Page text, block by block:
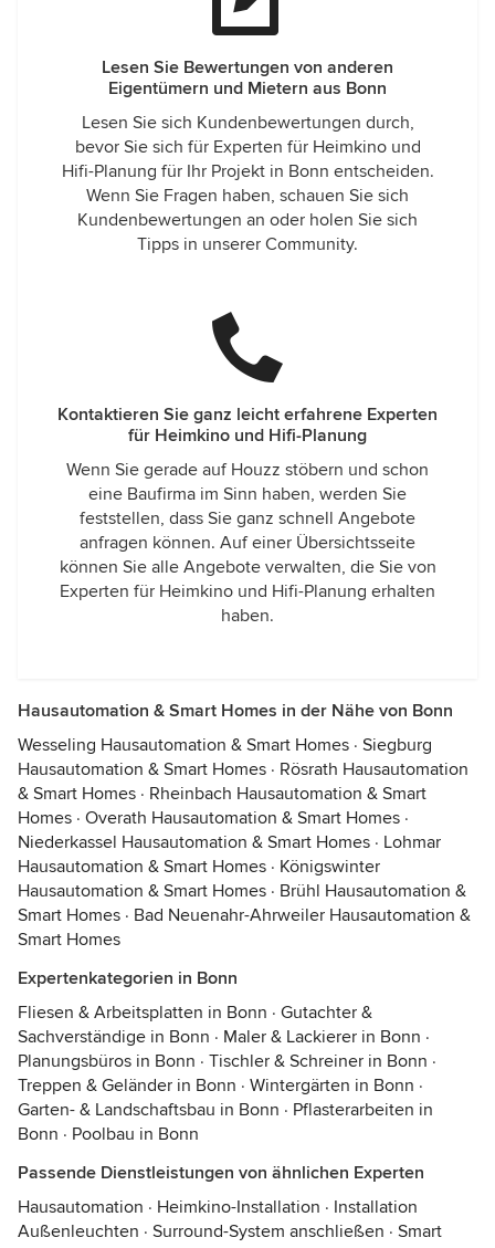
Lesen Sie Bewertungen von anderen
Eigentümern und Mietern aus Bonn
Lesen Sie sich Kundenbewertungen durch,
bevor Sie sich für Experten für Heimkino und
Hifi-Planung für Ihr Projekt in Bonn entscheiden.
Wenn Sie Fragen haben, schauen Sie sich
Kundenbewertungen an oder holen Sie sich
Tipps in unserer Community.
Kontaktieren Sie ganz leicht erfahrene Experten
für Heimkino und Hifi-Planung
Wenn Sie gerade auf Houzz stöbern und schon
eine Baufirma im Sinn haben, werden Sie
feststellen, dass Sie ganz schnell Angebote
anfragen können. Auf einer Übersichtsseite
können Sie alle Angebote verwalten, die Sie von
Experten für Heimkino und Hifi-Planung erhalten
haben.
Hausautomation & Smart Homes in der Nähe von Bonn
Wesseling Hausautomation & Smart Homes · Siegburg
Hausautomation & Smart Homes · Rösrath Hausautomation
& Smart Homes · Rheinbach Hausautomation & Smart
Homes · Overath Hausautomation & Smart Homes ·
Niederkassel Hausautomation & Smart Homes · Lohmar
Hausautomation & Smart Homes · Königswinter
Hausautomation & Smart Homes · Brühl Hausautomation &
Smart Homes · Bad Neuenahr-Ahrweiler Hausautomation &
Smart Homes
Expertenkategorien in Bonn
Fliesen & Arbeitsplatten in Bonn · Gutachter &
Sachverständige in Bonn · Maler & Lackierer in Bonn ·
Planungsbüros in Bonn · Tischler & Schreiner in Bonn ·
Treppen & Geländer in Bonn · Wintergärten in Bonn ·
Garten- & Landschaftsbau in Bonn · Pflasterarbeiten in
Bonn · Poolbau in Bonn
Passende Dienstleistungen von ähnlichen Experten
Hausautomation · Heimkino-Installation · Installation
Außenleuchten · Surround-System anschließen · Smart